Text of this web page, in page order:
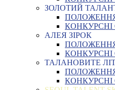
ЗОЛОТИЙ
КОНКУРСНІ
АЛЕЯ ЗІРОК
КОНКУРСНІ
ТАЛАНОВИТЕ
КОНКУРСНІ